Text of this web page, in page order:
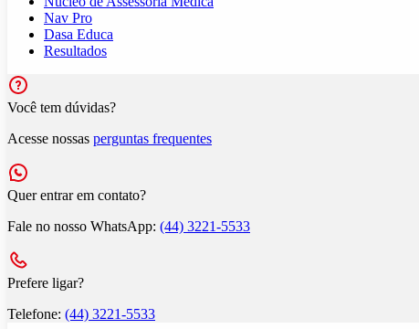
Nav Pro
Dasa Educa
Resultados
Você tem dúvidas?
Acesse nossas perguntas frequentes
Quer entrar em contato?
Fale no nosso WhatsApp: (44) 3221-5533
Prefere ligar?
Telefone: (44) 3221-5533